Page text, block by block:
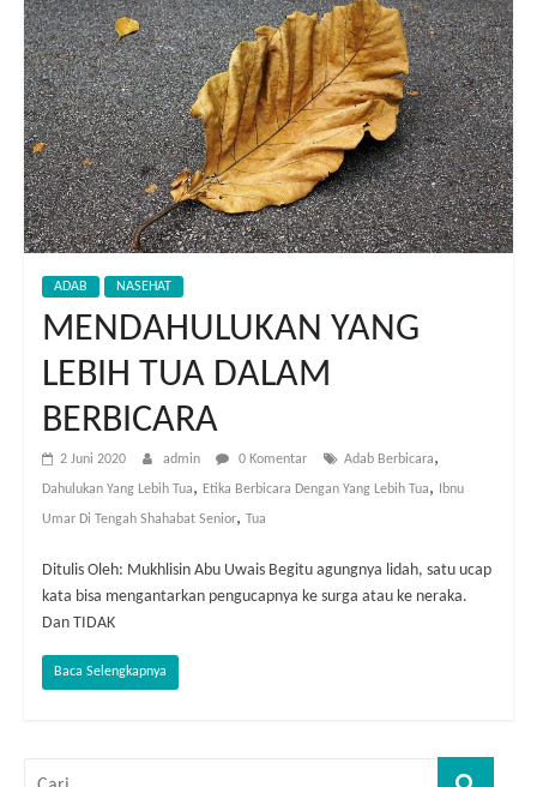
ADAB NASEHAT
MENDAHULUKAN YANG
LEBIH TUA DALAM
BERBICARA
2 Juni 2020 admin 0 Komentar Adab Berbicara,
Dahulukan Yang Lebih Tua, Etika Berbicara Dengan Yang Lebih Tua, Ibnu
Umar Di Tengah Shahabat Senior, Tua
Ditulis Oleh: Mukhlisin Abu Uwais Begitu agungnya lidah, satu ucap
kata bisa mengantarkan pengucapnya ke surga atau ke neraka.
Dan TIDAK
Baca Selengkapnya